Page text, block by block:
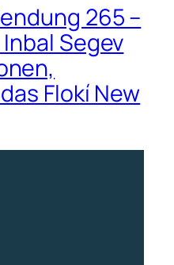
265 –
Segev
Flokí New